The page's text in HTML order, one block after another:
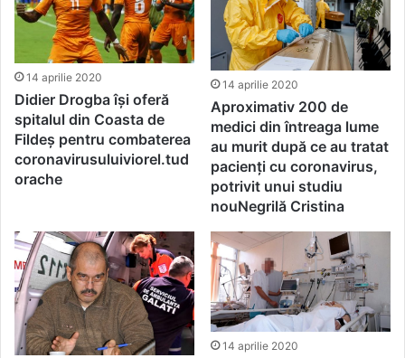
14 aprilie 2020
Didier Drogba își oferă
spitalul din Coasta de
Fildeș pentru combaterea
coronavirusuluiviorel.tud
orache
14 aprilie 2020
Aproximativ 200 de
medici din întreaga lume
au murit după ce au tratat
pacienți cu coronavirus,
potrivit unui studiu
nouNegrilă Cristina
14 aprilie 2020